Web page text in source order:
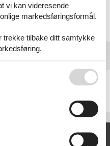
vi kan videresende
markedsføringsformål.
trekke tilbake ditt samtykke